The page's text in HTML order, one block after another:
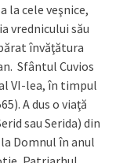
la cele veşnice,
vrednicului său
învăţătura
Sfântul Cuvios
VI-lea, în timpul
A dus o viaţă
sau Serida) din
Domnul în anul